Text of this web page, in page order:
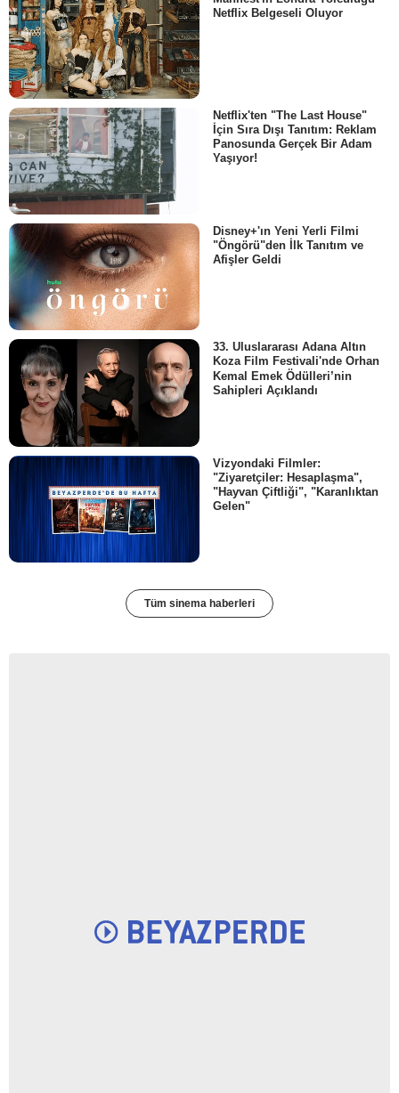
Netflix Belgeseli Oluyor
Netflix'ten "The Last House"
İçin Sıra Dışı Tanıtım: Reklam
Panosunda Gerçek Bir Adam
Yaşıyor!
Disney+'ın Yeni Yerli Filmi
"Öngörü"den İlk Tanıtım ve
Afişler Geldi
33. Uluslararası Adana Altın
Koza Film Festivali'nde Orhan
Kemal Emek Ödülleri’nin
Sahipleri Açıklandı
Vizyondaki Filmler:
"Ziyaretçiler: Hesaplaşma",
"Hayvan Çiftliği", "Karanlıktan
Gelen"
Tüm sinema haberleri